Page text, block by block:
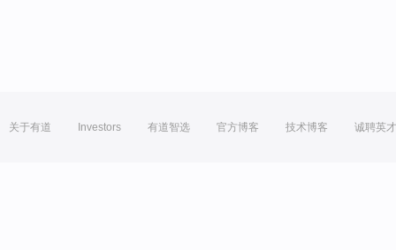
关于有道 Investors 有道智选 官方博客 技术博客 诚聘英才